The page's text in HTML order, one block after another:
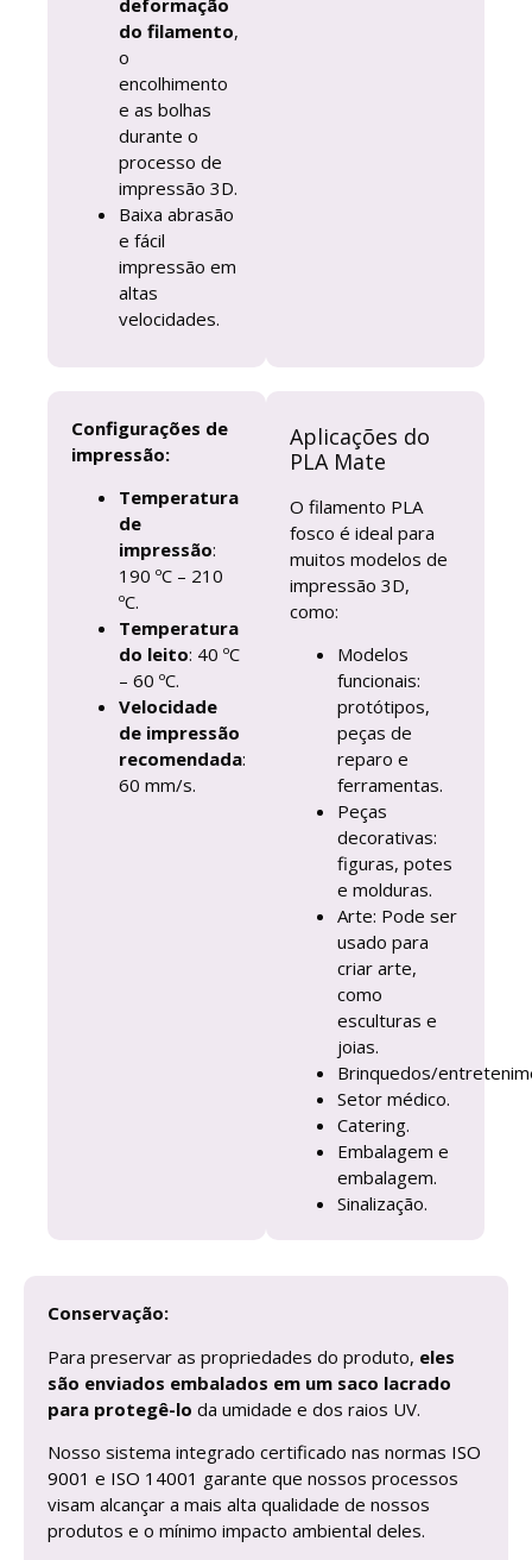
do filamento,
o
encolhimento
e as bolhas
durante o
processo de
impressão 3D.
Baixa abrasão
e fácil
impressão em
altas
velocidades.
Configurações de
impressão:
Temperatura
de
impressão:
190 ºC – 210
ºC.
Temperatura
do leito: 40 ºC
– 60 ºC.
Velocidade
de impressão
recomendada:
60 mm/s.
Aplicações do
PLA Mate
O filamento PLA
fosco é ideal para
muitos modelos de
impressão 3D,
como:
Modelos
funcionais:
protótipos,
peças de
reparo e
ferramentas.
Peças
decorativas:
figuras, potes
e molduras.
Arte: Pode ser
usado para
criar arte,
como
esculturas e
joias.
Brinquedos/
Setor médico.
Catering.
Embalagem e
embalagem.
Sinalização.
Conservação:
Para preservar as propriedades do produto, eles
são enviados embalados em um saco lacrado
para protegê-lo da umidade e dos raios UV.
Nosso sistema integrado certificado nas normas ISO
9001 e ISO 14001 garante que nossos processos
visam alcançar a mais alta qualidade de nossos
produtos e o mínimo impacto ambiental deles.